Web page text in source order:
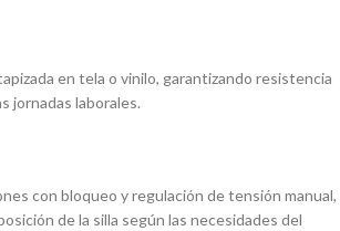
en tela o vinilo, garantizando resistencia
jornadas laborales.
con bloqueo y regulación de tensión manual,
de la silla según las necesidades del